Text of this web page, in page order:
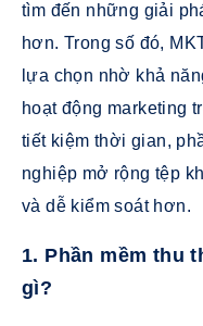
tìm đến những giải
hơn. Trong số đó,
lựa chọn nhờ khả
hoạt động marketing
tiết kiệm thời gian,
nghiệp mở rộng tệp
và dễ kiểm soát hơn.
1. Phần mềm thu
gì?